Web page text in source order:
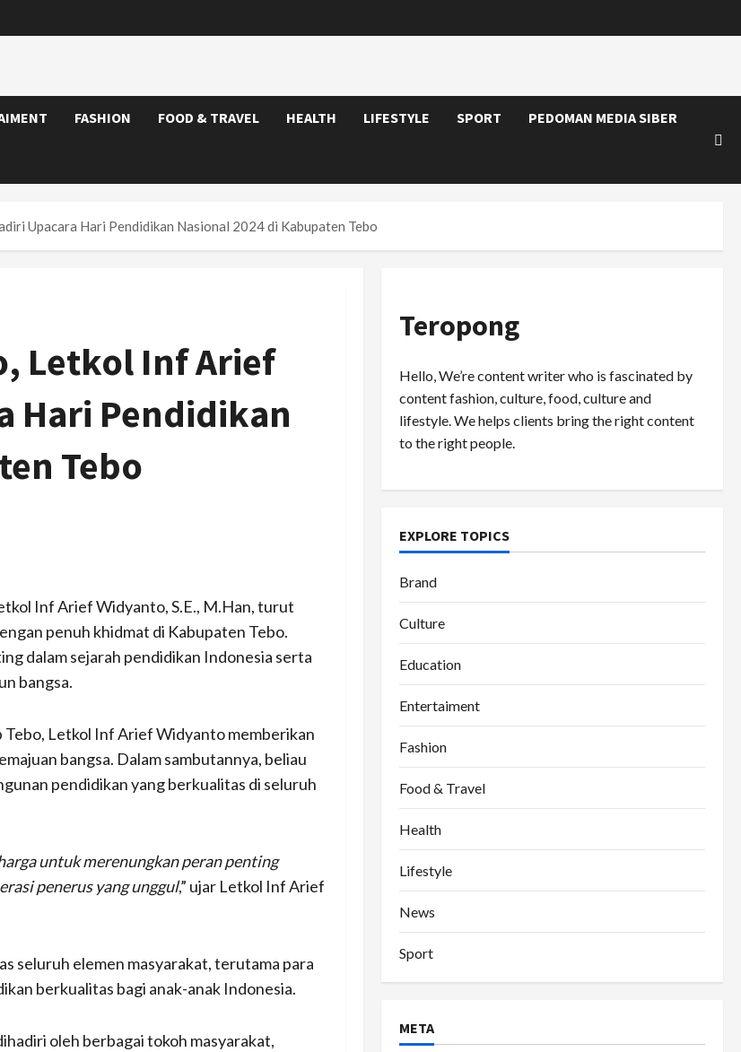
FASHION FOOD & TRAVEL HEALTH LIFESTYLE SPORT PEDOMAN MEDIA SIBER
Upacara Hari Pendidikan Nasional 2024 di Kabupaten Tebo
Letkol Inf Arief
Hari Pendidikan
Tebo
Inf Arief Widyanto, S.E., M.Han, turut
penuh khidmat di Kabupaten Tebo.
dalam sejarah pendidikan Indonesia serta
bangsa.
Tebo, Letkol Inf Arief Widyanto memberikan
bangsa. Dalam sambutannya, beliau
pendidikan yang berkualitas di seluruh
untuk merenungkan peran penting
penerus yang unggul,” ujar Letkol Inf Arief
seluruh elemen masyarakat, terutama para
berkualitas bagi anak-anak Indonesia.
oleh berbagai tokoh masyarakat,
Teropong
Hello, We’re content writer who is fascinated by
content fashion, culture, food, culture and
lifestyle. We helps clients bring the right content
to the right people.
EXPLORE TOPICS
Brand
Culture
Education
Entertaiment
Fashion
Food & Travel
Health
Lifestyle
News
Sport
META